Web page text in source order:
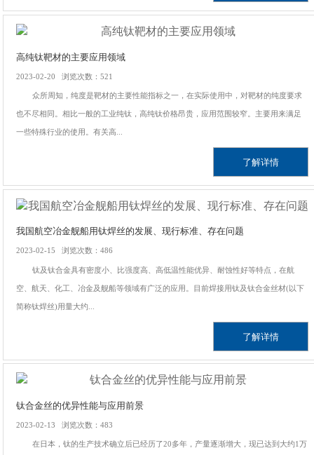
高纯钛靶材的主要应用领域
2023-02-20 浏览次数：521
众所周知，纯度是靶材的主要性能指标之一，在实际使用中，对靶材的纯度要求
也不尽相同。相比一般的工业纯钛，高纯钛价格昂贵，应用范围较窄。主要用来满足
一些特殊行业的使用。有关高...
了解详情
我国航空冶金舰船用钛焊丝的发展、现行标准、存在问题
2023-02-15 浏览次数：486
钛及钛合金具有密度小、比强度高、高低温性能优异、耐蚀性好等特点，在航
空、航天、化工、冶金及舰船等领域有广泛的应用。目前焊接用钛及钛合金丝材(以下
简称钛焊丝)用量大约...
了解详情
钛合金丝的优异性能与应用前景
2023-02-13 浏览次数：483
在日本，钛的生产技术确立后已经历了20多年，产量逐渐增大，现已达到大约1万